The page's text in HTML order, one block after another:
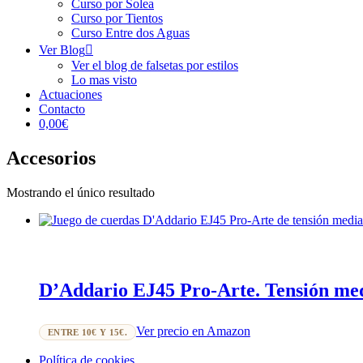
Curso por Solea
Curso por Tientos
Curso Entre dos Aguas
Ver Blog
Ver el blog de falsetas por estilos
Lo mas visto
Actuaciones
Contacto
0,00€
Accesorios
Mostrando el único resultado
D’Addario EJ45 Pro-Arte. Tensión
ENTRE 10€ Y 15€. Ver precio en Amazon